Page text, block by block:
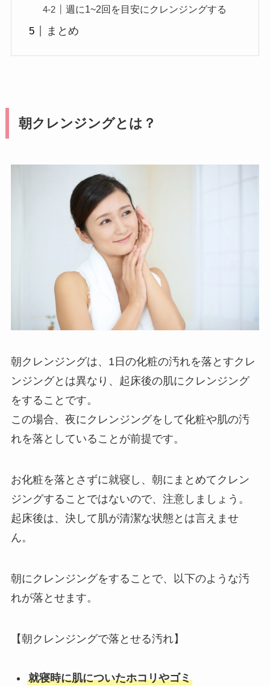
週に1~2回を目安にクレンジングする
まとめ
朝クレンジングとは？
朝クレンジングは、1日の化粧の汚れを落とすクレ
ンジングとは異なり、起床後の肌にクレンジング
をすることです。
この場合、夜にクレンジングをして化粧や肌の汚
れを落としていることが前提です。
お化粧を落とさずに就寝し、朝にまとめてクレン
ジングすることではないので、注意しましょう。
起床後は、決して肌が清潔な状態とは言えませ
ん。
朝にクレンジングをすることで、以下のような汚
れが落とせます。
【朝クレンジングで落とせる汚れ】
就寝時に肌についたホコリやゴミ